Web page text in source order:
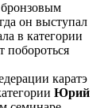
он выступал
в категории
побороться
каратэ
Юрий